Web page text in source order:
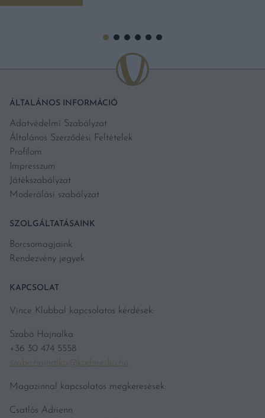
ÁLTALÁNOS INFORMÁCIÓ
Adatvédelmi Szabályzat
Általános Szerződési Feltételek
Profilom
Impresszum
Játékszabályzat
Moderálási szabályzat
SZOLGÁLTATÁSAINK
Borcsomagjaink
Rendezvény jegyek
KAPCSOLAT
Vince Klubbal kapcsolatos kérdések:
Szabó Hajnalka
+36 30 474 5558
szabo.hajnalka@kodmedia.hu
Magazinnal kapcsolatos megkeresések:
Csatlós Adrienn